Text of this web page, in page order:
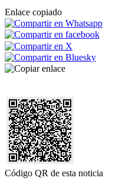
Enlace copiado
Código QR de esta noticia